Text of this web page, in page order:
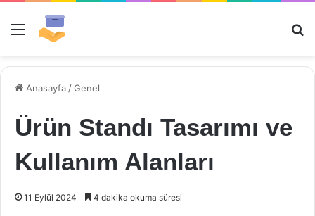
Menü
Anasayfa /Genel
Ürün Standı Tasarımı ve
Kullanım Alanları
11 Eylül 2024 4 dakika okuma süresi